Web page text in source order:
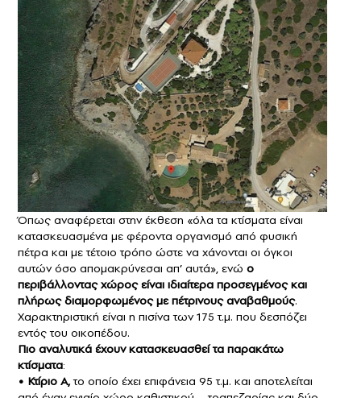
Όπως αναφέρεται στην έκθεση «όλα τα κτίσματα είναι
κατασκευασμένα με φέροντα οργανισμό από φυσική
πέτρα και με τέτοιο τρόπο ώστε να χάνονται οι όγκοι
αυτών όσο απομακρύνεσαι απ’ αυτά», ενώ ο
περιβάλλοντας χώρος είναι ιδιαίτερα προσεγμένος και
πλήρως διαμορφωμένος με πέτρινους αναβαθμούς.
Χαρακτηριστική είναι η πισίνα των 175 τ.μ. που δεσπόζει
εντός του οικοπέδου.
Πιο αναλυτικά έχουν κατασκευασθεί τα παρακάτω
κτίσματα:
• Κτίριο Α,το οποίο έχει επιφάνεια 95 τ.μ. και αποτελείται